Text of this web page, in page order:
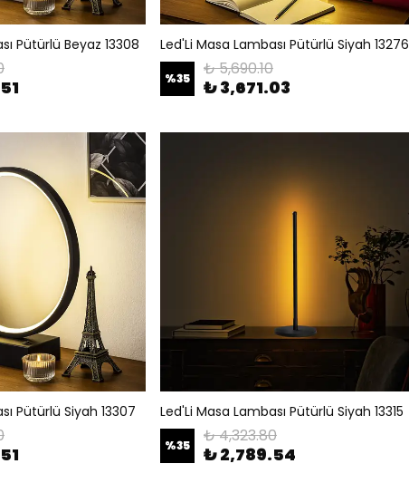
Pütürlü Beyaz 13308 Led'Li Masa Lambası Pütürlü Siyah 13276
%35 ₺ 5,690.10
₺ 3,671.03
Pütürlü Siyah 13307 Led'Li Masa Lambası Pütürlü Siyah 13315
%35 ₺ 4,323.80
₺ 2,789.54